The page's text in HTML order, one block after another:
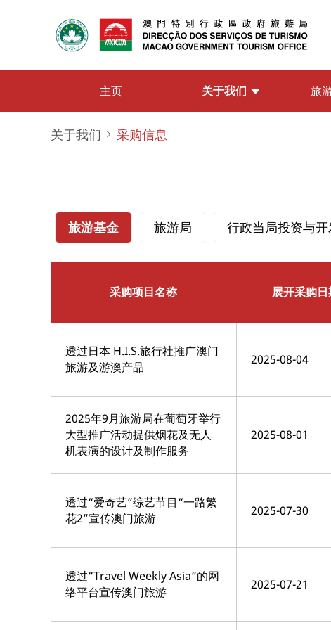
主页 关于我们 旅
关于我们 采购信息
旅游基金 旅游局 行政当局投资与
采购项目名称 展开采购日
透过日本 H.I.S.旅行社推广澳门
旅游及游澳产品
2025-08-04
2025年9月旅游局在葡萄牙举行
大型推广活动提供烟花及无人
机表演的设计及制作服务
2025-08-01
透过“爱奇艺”综艺节目“一路繁
花2”宣传澳门旅游
2025-07-30
透过“Travel Weekly Asia”的网
络平台宣传澳门旅游
2025-07-21